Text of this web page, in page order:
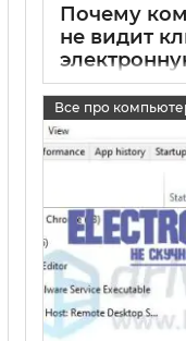
Почему
не видит
что делать
17 05 2025 0
Все про